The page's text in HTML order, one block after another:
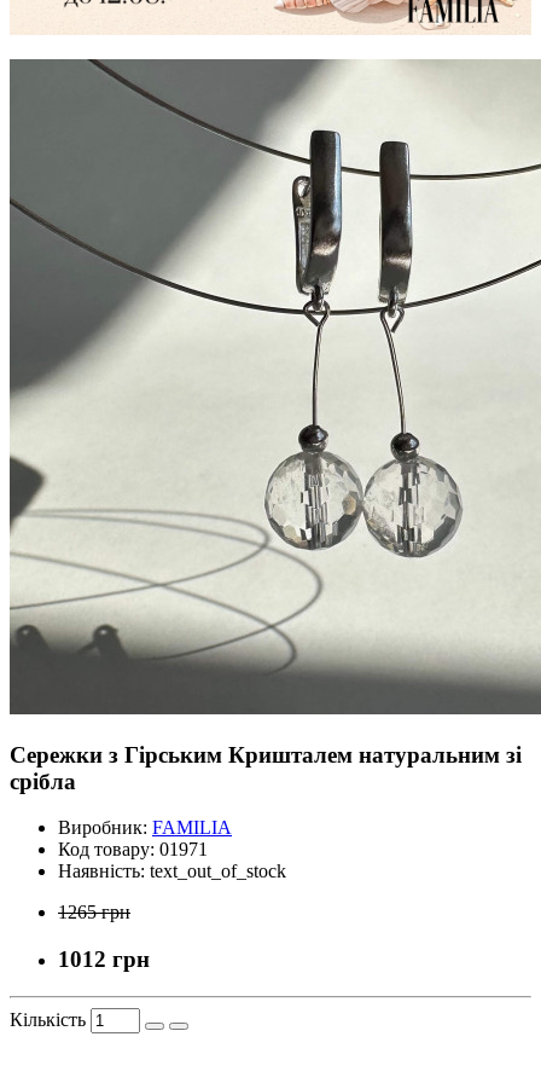
Сережки з Гірським Кришталем натуральним зі
срібла
Виробник: FAMILIA
Код товару: 01971
Наявність: text_out_of_stock
1265 грн
1012 грн
Кількість